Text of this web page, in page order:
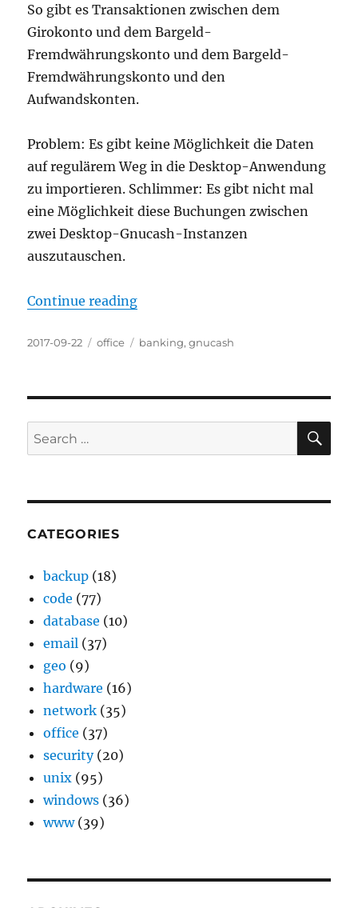
So gibt es Transaktionen zwischen dem
Girokonto und dem Bargeld-
Fremdwährungskonto und dem Bargeld-
Fremdwährungskonto und den
Aufwandskonten.
Problem: Es gibt keine Möglichkeit die Daten
auf regulärem Weg in die Desktop-Anwendung
zu importieren. Schlimmer: Es gibt nicht mal
eine Möglichkeit diese Buchungen zwischen
zwei Desktop-Gnucash-Instanzen
auszutauschen.
Continue reading“Android Gnucash und
Posted
2017-09-22 Categories
office Tags
banking,gnucash
Search
for:
CATEGORIES
backup (18)
code (77)
database (10)
email (37)
geo (9)
hardware (16)
network (35)
office (37)
security(20)
unix (95)
windows (36)
www(39)